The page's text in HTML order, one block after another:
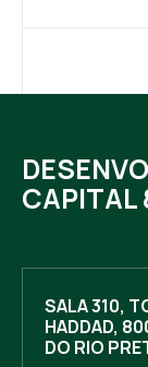
CAPITAL
SALA 310,
HADDAD,
DO RIO